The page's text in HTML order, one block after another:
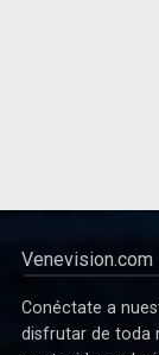
Venevision.com
Conéctate a
disfrutar de toda